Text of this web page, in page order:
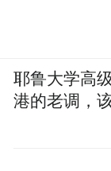
耶鲁大学高
港的老调，